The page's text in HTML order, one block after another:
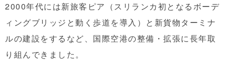
2000年代には新旅客ピア（スリランカ初となるボーデ
ィングブリッジと動く歩道を導入）と新貨物ターミナ
ルの建設をするなど、国際空港の整備・拡張に長年取
り組んできました。